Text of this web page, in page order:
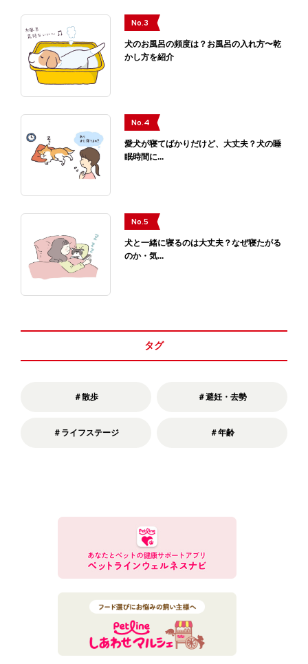
No.3
犬のお風呂の頻度は？お風呂の入れ方〜乾
かし方を紹介
No.4
愛犬が寝てばかりだけど、大丈夫？犬の睡
眠時間に...
No.5
犬と一緒に寝るのは大丈夫？なぜ寝たがる
のか・気...
タグ
＃散歩 ＃避妊・去勢
＃ライフステージ ＃年齢